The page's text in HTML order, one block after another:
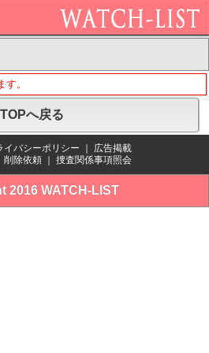
。
TOPへ戻る
イバシーポリシー
広告掲載
削除依頼 捜査関係事項照会
2016 WATCH-LIST